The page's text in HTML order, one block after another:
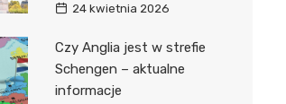
24 kwietnia 2026
Czy Anglia jest w strefie
Schengen – aktualne
informacje